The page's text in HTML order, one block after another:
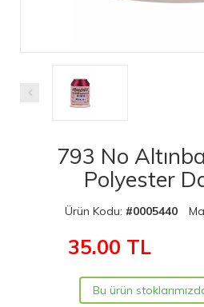
793 No
Polyester
Ürün Kodu: #0005440
35.00 TL
Bu ürün